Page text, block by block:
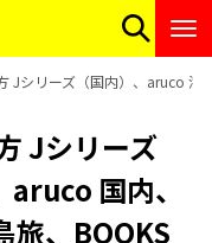
Jシリーズ（国内）、aruco 海
Jシリーズ
国内、
、BOOKS